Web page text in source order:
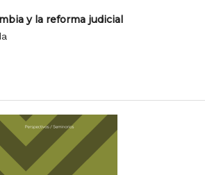
y la reforma judicial